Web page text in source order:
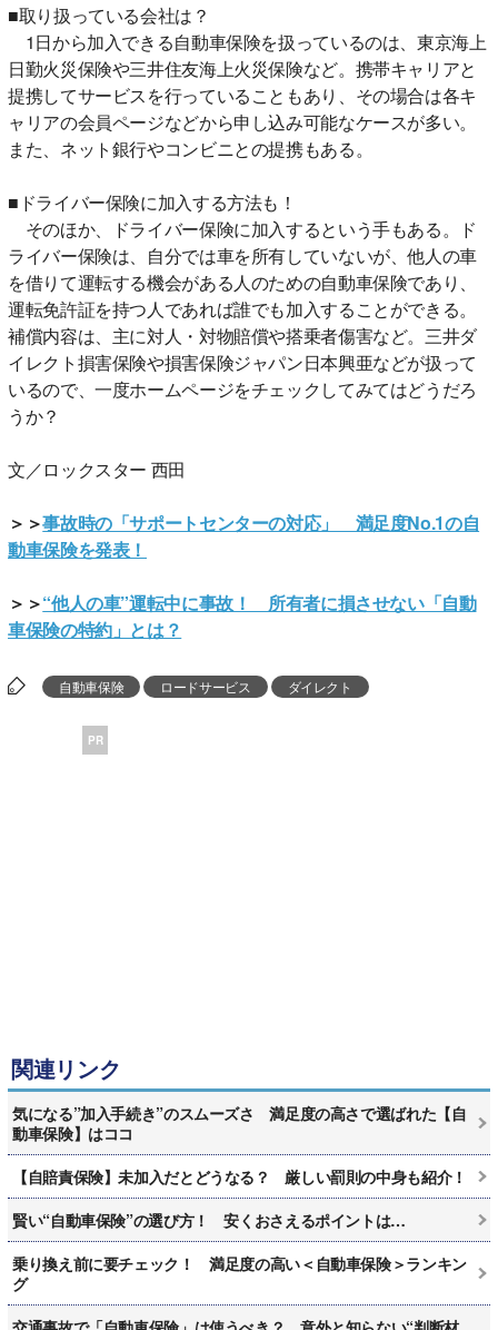
■取り扱っている会社は？
1日から加入できる自動車保険を扱っているのは、東京海上
日勤火災保険や三井住友海上火災保険など。携帯キャリアと
提携してサービスを行っていることもあり、その場合は各キ
ャリアの会員ページなどから申し込み可能なケースが多い。
また、ネット銀行やコンビニとの提携もある。
■ドライバー保険に加入する方法も！
そのほか、ドライバー保険に加入するという手もある。ド
ライバー保険は、自分では車を所有していないが、他人の車
を借りて運転する機会がある人のための自動車保険であり、
運転免許証を持つ人であれば誰でも加入することができる。
補償内容は、主に対人・対物賠償や搭乗者傷害など。三井ダ
イレクト損害保険や損害保険ジャパン日本興亜などが扱って
いるので、一度ホームページをチェックしてみてはどうだろ
うか？
文／ロックスター 西田
＞＞事故時の「サポートセンターの対応」 満足度No.1の自
動車保険を発表！
＞＞“他人の車”運転中に事故！ 所有者に損させない「自動
車保険の特約」とは？
自動車保険 ロードサービス ダイレクト
PR
関連リンク
気になる”加入手続き”のスムーズさ 満足度の高さで選ばれた【自
動車保険】はココ
【自賠責保険】未加入だとどうなる？ 厳しい罰則の中身も紹介！
賢い“自動車保険”の選び方！ 安くおさえるポイントは…
乗り換え前に要チェック！ 満足度の高い＜自動車保険＞ランキン
グ